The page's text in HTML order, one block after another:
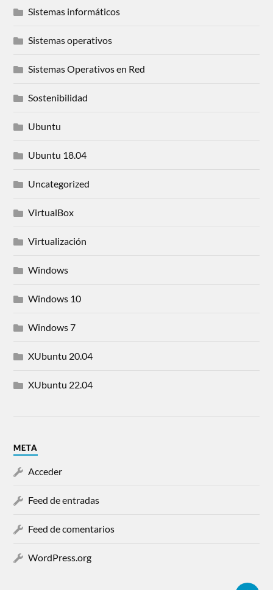
Sistemas informáticos
Sistemas operativos
Sistemas Operativos en Red
Sostenibilidad
Ubuntu
Ubuntu 18.04
Uncategorized
VirtualBox
Virtualización
Windows
Windows 10
Windows 7
XUbuntu 20.04
XUbuntu 22.04
META
Acceder
Feed de entradas
Feed de comentarios
WordPress.org